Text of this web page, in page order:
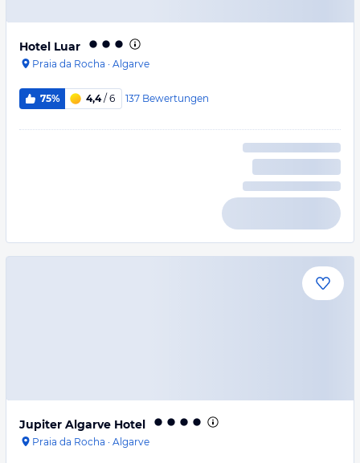
Hotel Luar
Praia da Rocha · Algarve
75% 4,4/ 6 137 Bewertungen
Jupiter Algarve Hotel
Praia da Rocha · Algarve